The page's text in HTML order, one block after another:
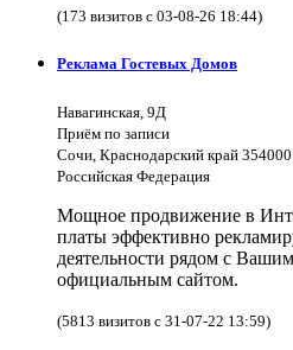
(173 визитов с 03-08-26 18:44)
Реклама Гостевых Домов
Навагинская, 9Д
Приём по записи
Сочи, Краснодарский край 354000
Российская Федерация
Мощное продвижение в
платы эффективно
деятельности рядом с
официальным сайтом.
(5813 визитов с 31-07-22 13:59)